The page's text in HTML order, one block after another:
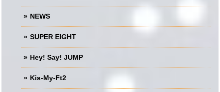
NEWS
SUPER EIGHT
Hey! Say! JUMP
Kis-My-Ft2